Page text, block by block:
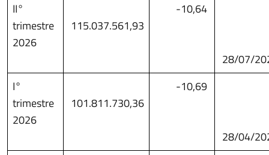
II°
trimestre
2026
115.037.561,93
-10,64
28/07/
I°
trimestre
2026
101.811.730,36
-10,69
28/04/